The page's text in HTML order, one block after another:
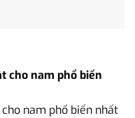
cho nam phổ biến
nam phổ biến nhất